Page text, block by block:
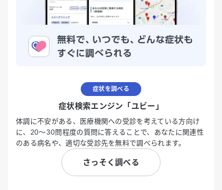
症状を調べる
症状検索エンジン「ユビー」
体調に不安がある、医療機関への受診を考えている方向け
に、20〜30問程度の質問に答えることで、あなたに関連性
のある病名や、適切な受診先を無料で調べられます。
さっそく調べる